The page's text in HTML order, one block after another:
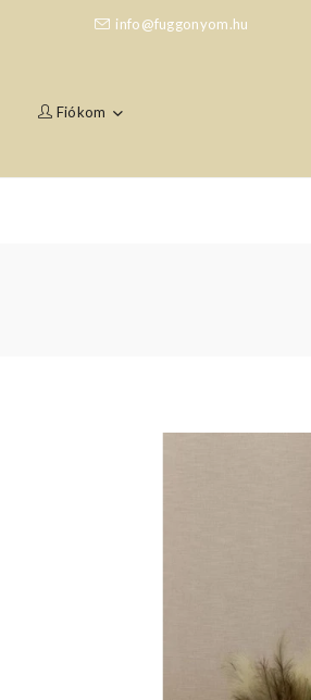
info@fuggonyom.hu
Fiókom